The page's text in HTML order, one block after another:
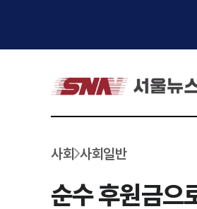
사회 사회일반
순수 후원금으